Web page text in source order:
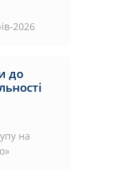
2026
до
на